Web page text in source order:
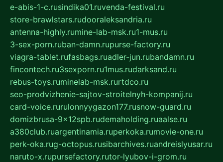
e-abis-1-c.rusindika01.ruvenda-festival.ru
store-brawlstars.rudooraleksandria.ru
antenna-highly.rumine-lab-msk.ru1-mus.ru
3-sex-porn.ruban-damn.rupurse-factory.ru
viagra-tablet.rufasbags.ruadler-jun.rubandamn.ru
fincontech.ru3sexporn.ru1mus.rudarksand.ru
rebus-toys.ruminelab-msk.rurtdco.ru
seo-prodvizhenie-sajtov-stroitelnyh-kompanij.ru
card-voice.rurulonnyygazon177.rusnow-guard.ru
domizbrusa-9x12spb.rudemaholding.ruaalse.ru
a380club.ruargentinamia.ruperkoka.rumovie-one.ru
perk-oka.rug-octopus.rusibarchives.ruandreislyusar.ru
naruto-x.rupursefactory.rutor-lyubov-i-grom.ru